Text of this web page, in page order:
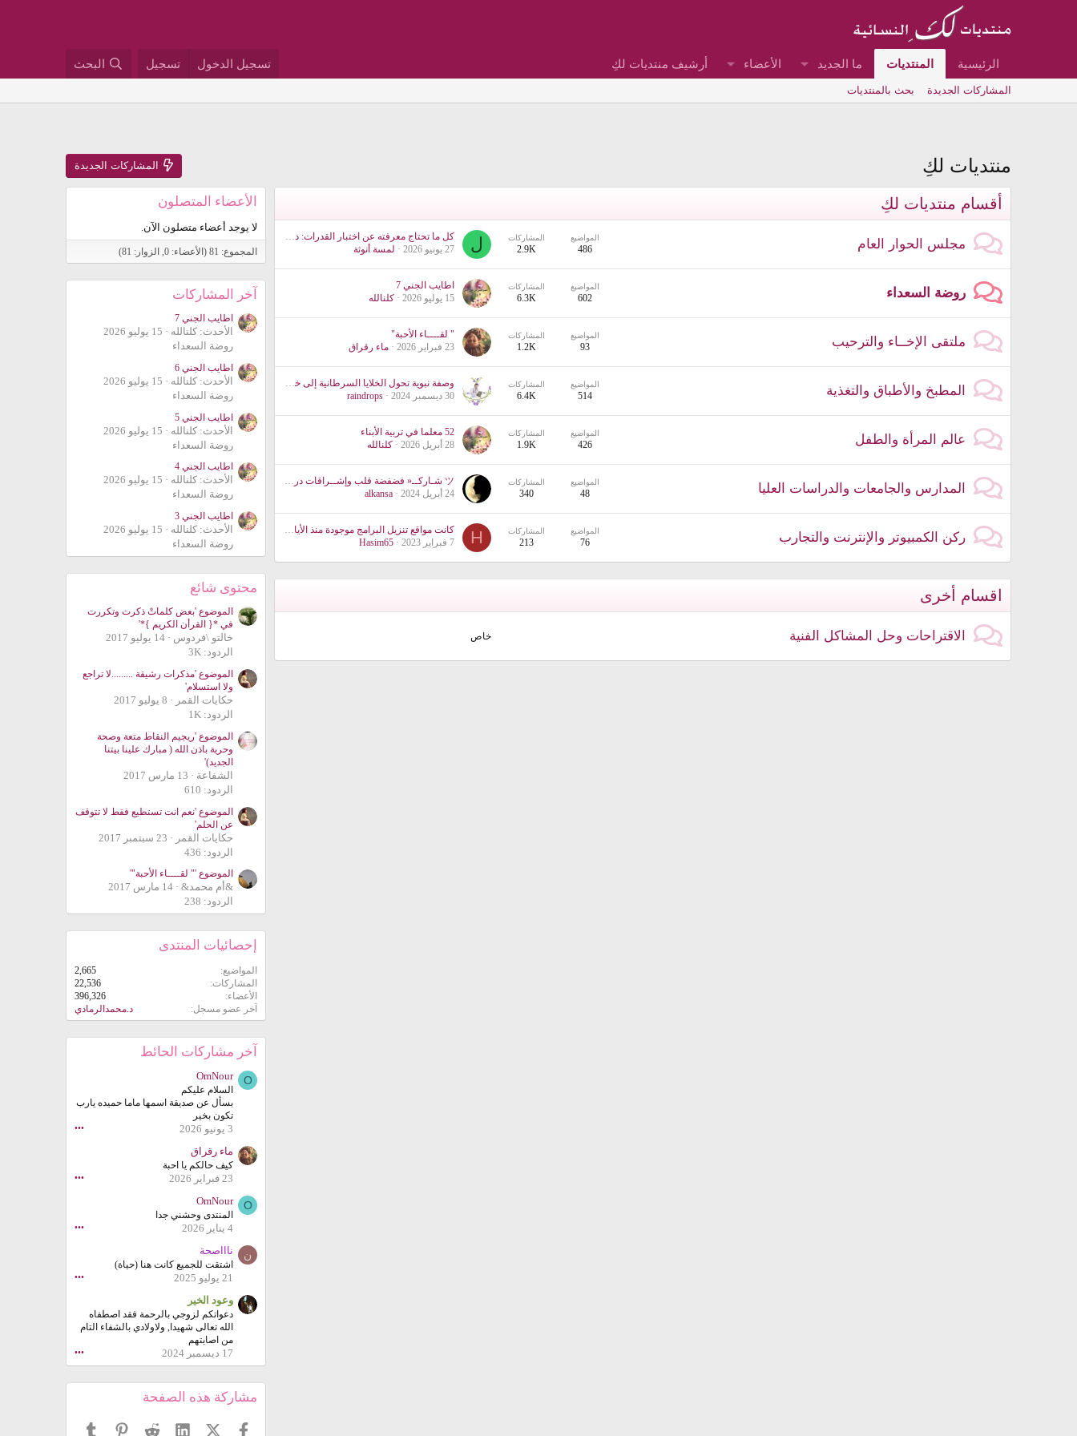
الرئيسية المنتديات ما الجديد الأعضاء أرشيف منتديات لكِ تسجيل الدخول تسجيل البحث
المشاركات الجديدة بحث بالمنتديات
منتديات لكِ المشاركات الجديدة
أقسام منتديات لكِ
مجلس الحوار العام المواضيع
486
المشاركات
2.9K ل
كل ما تحتاج معرفته عن اختبار القدرات: دليلك لفهم الاختبار وطريقة الاستعداد له
27 يونيو 2026
لمسة أنوثة
روضة السعداء المواضيع
602
المشاركات
6.3K
اطايب الجني 7
15 يوليو 2026
كلنالله
ملتقى الإخــاء والترحيب المواضيع
93
المشاركات
1.2K
" لقــــاء الأحبة"
23 فبراير 2026
ماء رقراق
المطبخ والأطباق والتغذية المواضيع
514
المشاركات
6.4K
وصفة نبوية تحول الخلايا السرطانية إلى خلايا طبيعية !!!!
30 ديسمبر 2024
raindrops
عالم المرأة والطفل المواضيع
426
المشاركات
1.9K
52 معلما في تربية الأبناء
28 أبريل 2026
كلنالله
المدارس والجامعات والدراسات العليا المواضيع
48
المشاركات
340
ツ شـاركــ« فضفضة قلب وإشــراقات درب »ــونا 3 ツ
24 أبريل 2024
alkansa
ركن الكمبيوتر والإنترنت والتجارب المواضيع
76
المشاركات
213
H
كانت مواقع تنزيل البرامج موجودة منذ الأيام الأولى للإنترنت
7 فبراير 2023
Hasim65
اقسام أخرى
الاقتراحات وحل المشاكل الفنية خاص
الأعضاء المتصلون
لا يوجد أعضاء متصلون الآن.
المجموع: 81 (الأعضاء: 0, الزوار: 81)
آخر المشاركات
اطايب الجني 7
الأحدث: كلنالله
15 يوليو 2026
روضة السعداء
اطايب الجني 6
الأحدث: كلنالله
15 يوليو 2026
روضة السعداء
اطايب الجني 5
الأحدث: كلنالله
15 يوليو 2026
روضة السعداء
اطايب الجني 4
الأحدث: كلنالله
15 يوليو 2026
روضة السعداء
اطايب الجني 3
الأحدث: كلنالله
15 يوليو 2026
روضة السعداء
محتوى شائع
الموضوع 'بعض كلماتْ ذكرت وتكررت
في *{ القرأن الكريم }*'
خالتو \فردوس
14 يوليو 2017
الردود: 3K
الموضوع 'مذكرات رشيقة .........لا تراجع
ولا استسلام'
حكايات القمر
8 يوليو 2017
الردود: 1K
الموضوع 'ريجيم النقاط متعة وصحة
وحرية باذن الله ( مبارك علينا بيتنا
الجديد)'
الشفاعة
13 مارس 2017
الردود: 610
الموضوع 'نعم انت تستطيع فقط لا تتوقف
عن الحلم'
حكايات القمر
23 سبتمبر 2017
الردود: 436
الموضوع '" لقــــاء الأحبة"'
&أم محمد&
14 مارس 2017
الردود: 238
إحصائيات المنتدى
المواضيع
2,665
المشاركات
22,536
الأعضاء
396,326
آخر عضو مسجل
د.محمدالرمادي
آخر مشاركات الحائط
O
OmNour
السلام عليكم
بسأل عن صديقة اسمها ماما حميده يارب
تكون بخير
3 يونيو 2026 •••
ماء رقراق
كيف حالكم يا احبة
23 فبراير 2026 •••
O
OmNour
المنتدى وحشني جدا
4 يناير 2026 •••
ن ناااصحة
اشتقت للجميع كانت هنا (حياة)
21 يوليو 2025 •••
وعود الخير
دعواتكم لزوجي بالرحمة فقد اصطفاه
الله تعالى شهيدا, ولاولادي بالشفاء التام
من اصابتهم
17 ديسمبر 2024 •••
مشاركة هذه الصفحة
فيسبوك X (Twitter)
LinkedIn
Reddit
Pinterest